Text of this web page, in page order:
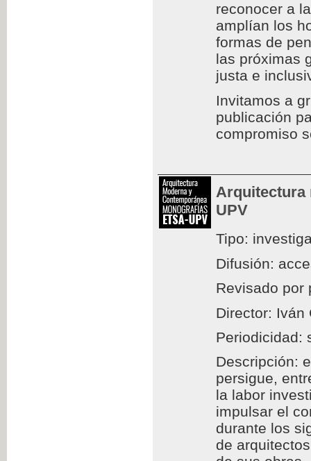
reconocer a
amplían los
formas de
las próximas
justa e
Invitamos a
publicación
compromiso
Arquitectura
UPV
Tipo:
Difusión:
Revisado por
Director: Iván
Periodicidad:
Descripción:
persigue,
la labor
impulsar el
durante los
de